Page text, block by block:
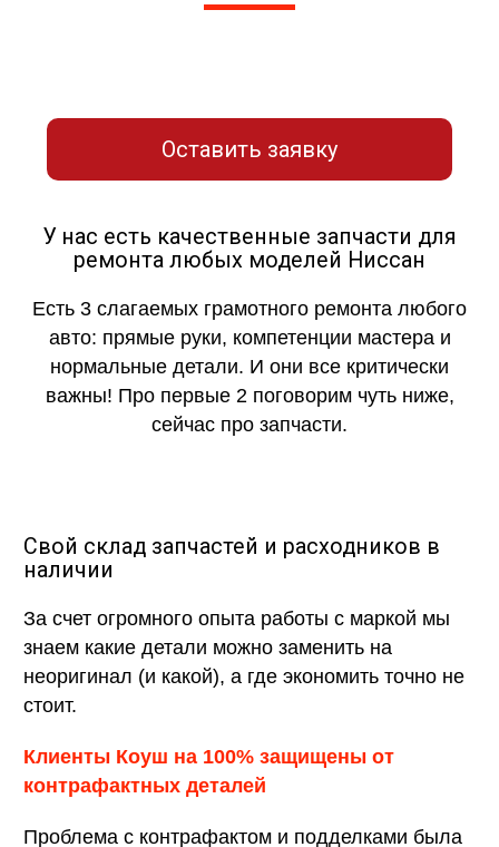
Оставить заявку
У нас есть качественные запчасти для
ремонта любых моделей Ниссан
Есть 3 слагаемых грамотного ремонта любого
авто: прямые руки, компетенции мастера и
нормальные детали. И они все критически
важны! Про первые 2 поговорим чуть ниже,
сейчас про запчасти.
Свой склад запчастей и расходников в
наличии
За счет огромного опыта работы с маркой мы
знаем какие детали можно заменить на
неоригинал (и какой), а где экономить точно не
стоит.
Клиенты Коуш на 100% защищены от
контрафактных деталей
Проблема с контрафактом и подделками была